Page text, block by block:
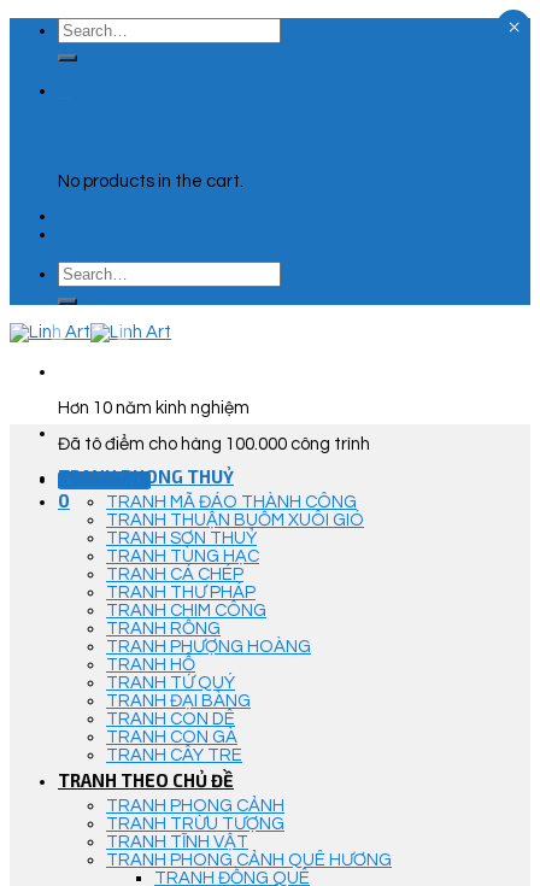
Skip
content
Search
for:
No products in the cart.
Search
for:
Hơn 10 năm kinh nghiệm
Đã tô điểm cho hàng 100.000 công trình
Góc Tư Vấn
0
TRANH PHONG THUỶ
TRANH MÃ ĐÁO THÀNH CÔNG
TRANH THUẬN BUỒM XUÔI GIÓ
TRANH SƠN THUỶ
TRANH TÙNG HẠC
TRANH CÁ CHÉP
TRANH THƯ PHÁP
TRANH CHIM CÔNG
TRANH RỒNG
TRANH PHƯỢNG HOÀNG
TRANH HỔ
TRANH TỨ QUÝ
TRANH ĐẠI BÀNG
TRANH CON DÊ
TRANH CON GÀ
TRANH CÂY TRE
TRANH THEO CHỦ ĐỀ
TRANH PHONG CẢNH
TRANH TRỪU TƯỢNG
TRANH TĨNH VẬT
TRANH PHONG CẢNH QUÊ HƯƠNG
TRANH ĐỒNG QUÊ
×